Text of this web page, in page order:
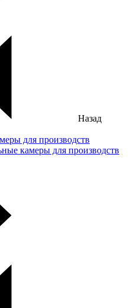
Назад
для производств
камеры для производств